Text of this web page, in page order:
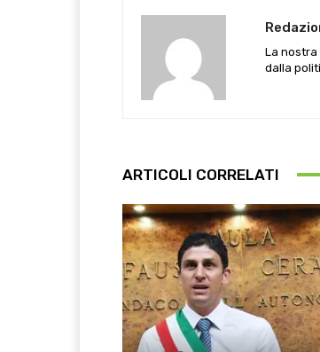
La
dalla
ARTICOLI CORRELATI